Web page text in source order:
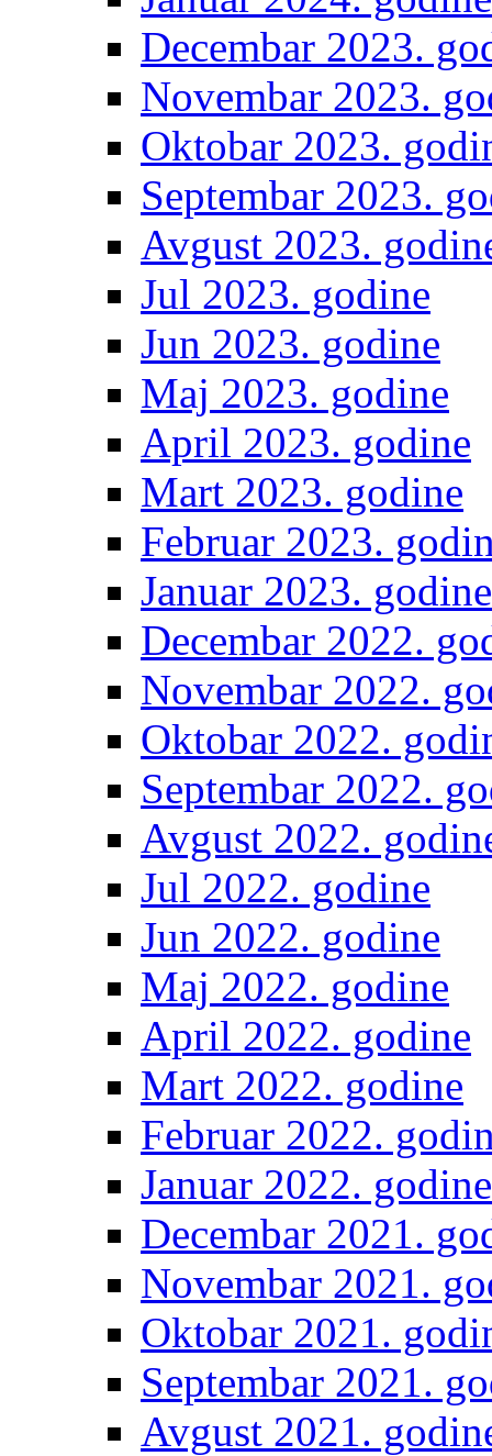
Decembar 2023.
Novembar 2023.
Oktobar 2023.
Septembar 2023.
Avgust 2023.
Jul 2023. godine
Jun 2023. godine
Maj 2023. godine
April 2023. godine
Mart 2023. godine
Februar 2023.
Januar 2023. godine
Decembar 2022.
Novembar 2022.
Oktobar 2022.
Septembar 2022.
Avgust 2022.
Jul 2022. godine
Jun 2022. godine
Maj 2022. godine
April 2022. godine
Mart 2022. godine
Februar 2022.
Januar 2022. godine
Decembar 2021.
Novembar 2021.
Oktobar 2021.
Septembar 2021.
Avgust 2021.